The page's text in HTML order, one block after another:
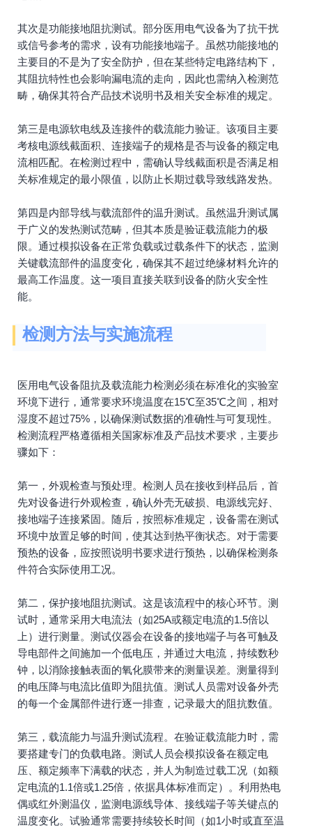
其次是功能接地阻抗测试。部分医用电气设备为了抗干扰
或信号参考的需求，设有功能接地端子。虽然功能接地的
主要目的不是为了安全防护，但在某些特定电路结构下，
其阻抗特性也会影响漏电流的走向，因此也需纳入检测范
畴，确保其符合产品技术说明书及相关安全标准的规定。
第三是电源软电线及连接件的载流能力验证。该项目主要
考核电源线截面积、连接端子的规格是否与设备的额定电
流相匹配。在检测过程中，需确认导线截面积是否满足相
关标准规定的最小限值，以防止长期过载导致线路发热。
第四是内部导线与载流部件的温升测试。虽然温升测试属
于广义的发热测试范畴，但其本质是验证载流能力的极
限。通过模拟设备在正常负载或过载条件下的状态，监测
关键载流部件的温度变化，确保其不超过绝缘材料允许的
最高工作温度。这一项目直接关联到设备的防火安全性
能。
检测方法与实施流程
医用电气设备阻抗及载流能力检测必须在标准化的实验室
环境下进行，通常要求环境温度在15℃至35℃之间，相对
湿度不超过75%，以确保测试数据的准确性与可复现性。
检测流程严格遵循相关国家标准及产品技术要求，主要步
骤如下：
第一，外观检查与预处理。检测人员在接收到样品后，首
先对设备进行外观检查，确认外壳无破损、电源线完好、
接地端子连接紧固。随后，按照标准规定，设备需在测试
环境中放置足够的时间，使其达到热平衡状态。对于需要
预热的设备，应按照说明书要求进行预热，以确保检测条
件符合实际使用工况。
第二，保护接地阻抗测试。这是该流程中的核心环节。测
试时，通常采用大电流法（如25A或额定电流的1.5倍以
上）进行测量。测试仪器会在设备的接地端子与各可触及
导电部件之间施加一个低电压，并通过大电流，持续数秒
钟，以消除接触表面的氧化膜带来的测量误差。测量得到
的电压降与电流比值即为阻抗值。测试人员需对设备外壳
的每一个金属部件进行逐一排查，记录最大的阻抗数值。
第三，载流能力与温升测试流程。在验证载流能力时，需
要搭建专门的负载电路。测试人员会模拟设备在额定电
压、额定频率下满载的状态，并人为制造过载工况（如额
定电流的1.1倍或1.25倍，依据具体标准而定）。利用热电
偶或红外测温仪，监测电源线导体、接线端子等关键点的
温度变化。试验通常需要持续较长时间（如1小时或直至温